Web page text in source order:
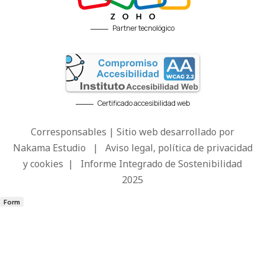
Partner tecnológico
Certificado accesibilidad web
Corresponsables | Sitio web desarrollado por
Nakama Estudio | Aviso legal, política de privacidad
y cookies | Informe Integrado de Sostenibilidad
2025
Form